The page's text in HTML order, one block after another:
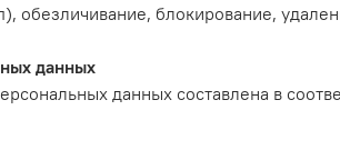
обезличивание, блокирование,
данных
данных составлена в